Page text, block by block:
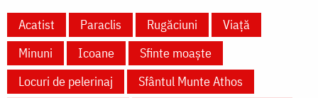
Acatist Paraclis Rugăciuni
Viață
Minuni
Icoane
Sfinte moaște
Locuri de pelerinaj
Sfântul Munte Athos